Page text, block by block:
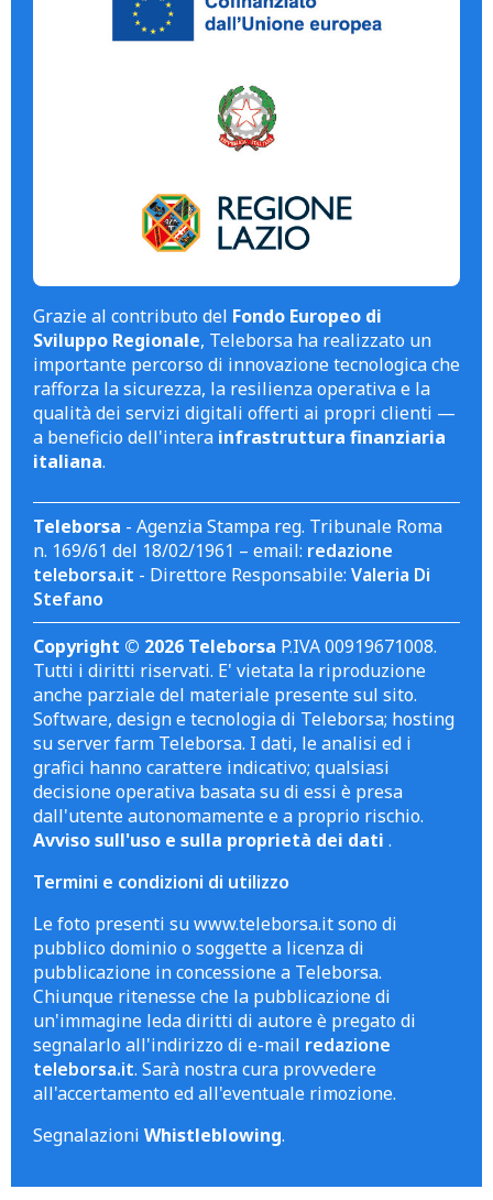
Grazie al contributo del Fondo Europeo di
Sviluppo Regionale, Teleborsa ha realizzato un
importante percorso di innovazione tecnologica che
rafforza la sicurezza, la resilienza operativa e la
qualità dei servizi digitali offerti ai propri clienti —
a beneficio dell'intera infrastruttura finanziaria
italiana.
Teleborsa - Agenzia Stampa reg. Tribunale Roma
n. 169/61 del 18/02/1961 – email: redazione
teleborsa.it - Direttore Responsabile: Valeria Di
Stefano
Copyright © 2026 Teleborsa P.IVA 00919671008.
Tutti i diritti riservati. E' vietata la riproduzione
anche parziale del materiale presente sul sito.
Software, design e tecnologia di Teleborsa; hosting
su server farm Teleborsa. I dati, le analisi ed i
grafici hanno carattere indicativo; qualsiasi
decisione operativa basata su di essi è presa
dall'utente autonomamente e a proprio rischio.
Avviso sull'uso e sulla proprietà dei dati .
Termini e condizioni di utilizzo
Le foto presenti su www.teleborsa.it sono di
pubblico dominio o soggette a licenza di
pubblicazione in concessione a Teleborsa.
Chiunque ritenesse che la pubblicazione di
un'immagine leda diritti di autore è pregato di
segnalarlo all'indirizzo di e-mail redazione
teleborsa.it. Sarà nostra cura provvedere
all'accertamento ed all'eventuale rimozione.
Segnalazioni Whistleblowing.